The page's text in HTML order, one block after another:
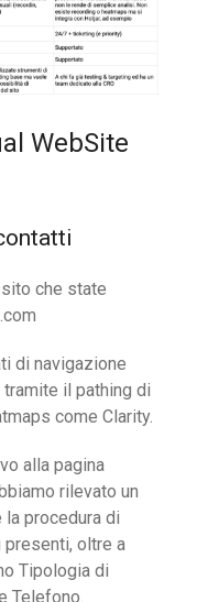
WebSite
che state
di navigazione
il pathing di
come Clarity.
alla pagina
rilevato un
procedura di
oltre a
Tipologia di
Telefono.